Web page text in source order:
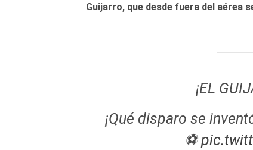
Guijarro, que desde fuera del aérea
¡EL
¡Qué disparo se
⚽